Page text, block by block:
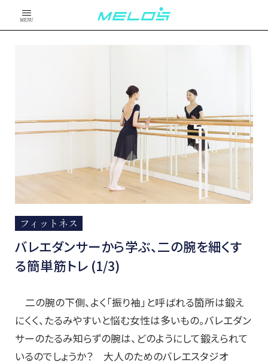
MENU
フィットネス
バレエダンサーから学ぶ、二の腕を細くす
る簡単筋トレ (1/3)
二の腕の下側、よく「振り袖」と呼ばれる箇所は鍛え
にくく、たるみやすいと悩む女性は多いもの。バレエダン
サーのたるみ知らずの腕は、どのようにして鍛えられて
いるのでしょうか？ 大人のためのバレエスタジオ